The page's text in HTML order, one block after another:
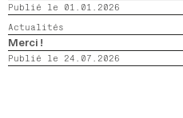
Publié le 01.01.2026
Actualités
Merci !
Publié le 24.07.2026